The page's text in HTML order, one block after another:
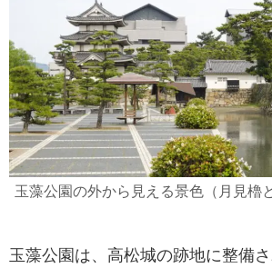
玉藻公園の外から見える景色（月見櫓
玉藻公園は、高松城の跡地に整備さ